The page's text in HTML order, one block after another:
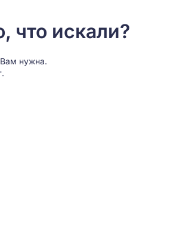
что искали?
нужна.